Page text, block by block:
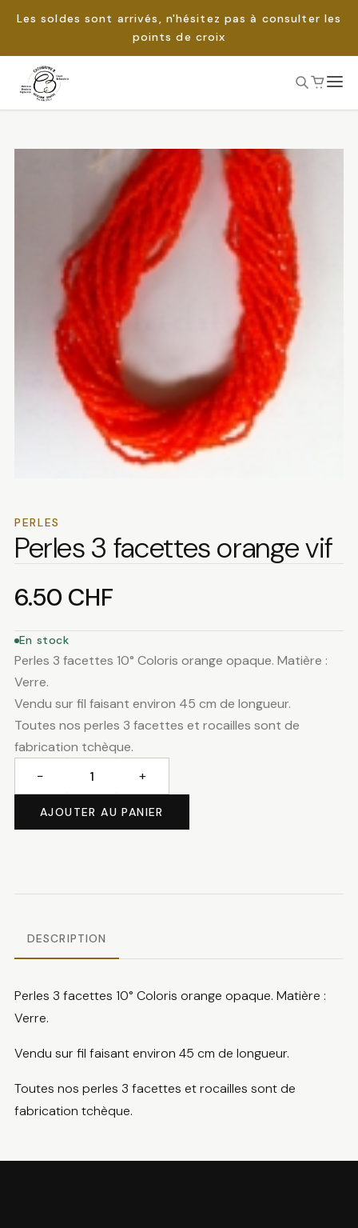
Les soldes sont arrivés, n'hésitez pas à consulter les
points de croix
Passer
PERLES
Perles 3 facettes orange vif
6.50 CHF
En stock
Perles 3 facettes 10° Coloris orange opaque. Matière :
Verre.
Vendu sur fil faisant environ 45 cm de longueur.
Toutes nos perles 3 facettes et rocailles sont de
fabrication tchèque.
Perles
orange
− +
AJOUTER AU PANIER
DESCRIPTION
Perles 3 facettes 10° Coloris orange opaque. Matière :
Verre.
Vendu sur fil faisant environ 45 cm de longueur.
Toutes nos perles 3 facettes et rocailles sont de
fabrication tchèque.